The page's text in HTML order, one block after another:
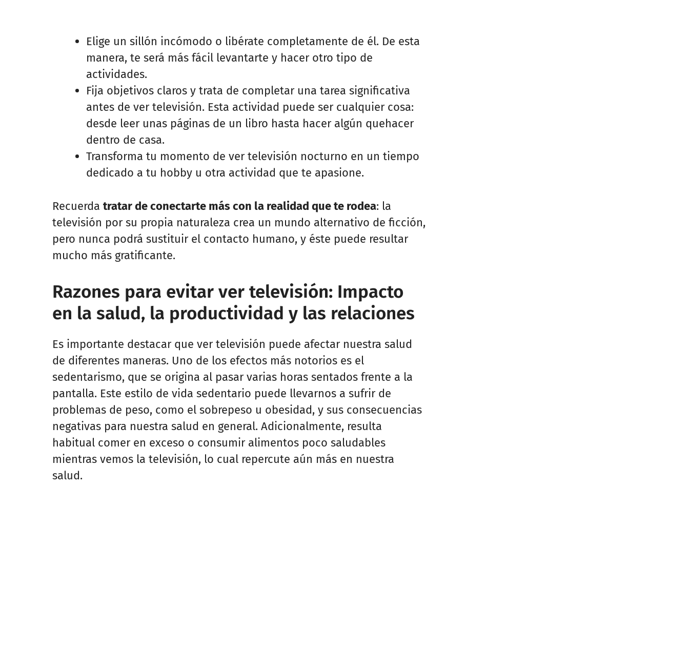
Elige un sillón incómodo o libérate completamente de él. De esta
manera, te será más fácil levantarte y hacer otro tipo de
actividades.
Fija objetivos claros y trata de completar una tarea significativa
antes de ver televisión. Esta actividad puede ser cualquier cosa:
desde leer unas páginas de un libro hasta hacer algún quehacer
dentro de casa.
Transforma tu momento de ver televisión nocturno en un tiempo
dedicado a tu hobby u otra actividad que te apasione.
Recuerda tratar de conectarte más con la realidad que te rodea: la
televisión por su propia naturaleza crea un mundo alternativo de ficción,
pero nunca podrá sustituir el contacto humano, y éste puede resultar
mucho más gratificante.
Razones para evitar ver televisión: Impacto
en la salud, la productividad y las relaciones
Es importante destacar que ver televisión puede afectar nuestra salud
de diferentes maneras. Uno de los efectos más notorios es el
sedentarismo, que se origina al pasar varias horas sentados frente a la
pantalla. Este estilo de vida sedentario puede llevarnos a sufrir de
problemas de peso, como el sobrepeso u obesidad, y sus consecuencias
negativas para nuestra salud en general. Adicionalmente, resulta
habitual comer en exceso o consumir alimentos poco saludables
mientras vemos la televisión, lo cual repercute aún más en nuestra
salud.